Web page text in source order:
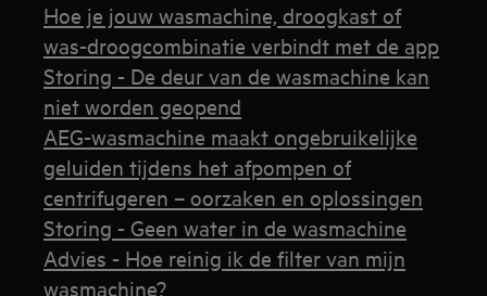
Hoe je jouw wasmachine, droogkast of
was-droogcombinatie verbindt met de app
Storing - De deur van de wasmachine kan
niet worden geopend
AEG-wasmachine maakt ongebruikelijke
geluiden tijdens het afpompen of
centrifugeren – oorzaken en oplossingen
Storing - Geen water in de wasmachine
Advies - Hoe reinig ik de filter van mijn
wasmachine?